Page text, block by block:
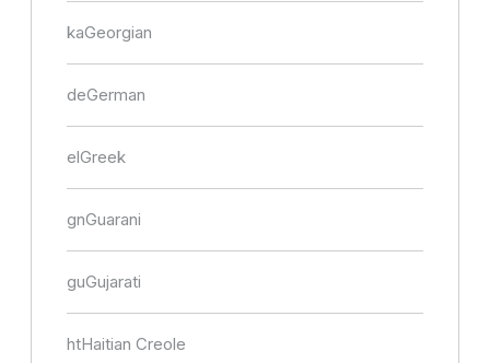
kaGeorgian
deGerman
elGreek
gnGuarani
guGujarati
htHaitian Creole